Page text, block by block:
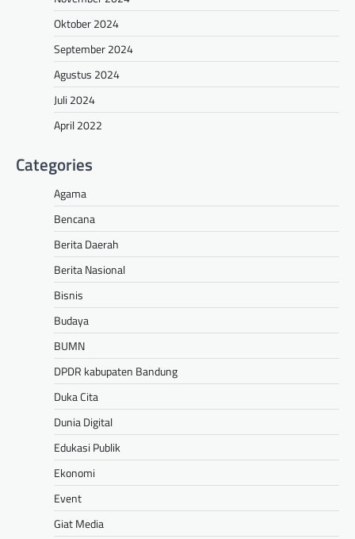
Oktober 2024
September 2024
Agustus 2024
Juli 2024
April 2022
Categories
Agama
Bencana
Berita Daerah
Berita Nasional
Bisnis
Budaya
BUMN
DPDR kabupaten Bandung
Duka Cita
Dunia Digital
Edukasi Publik
Ekonomi
Event
Giat Media